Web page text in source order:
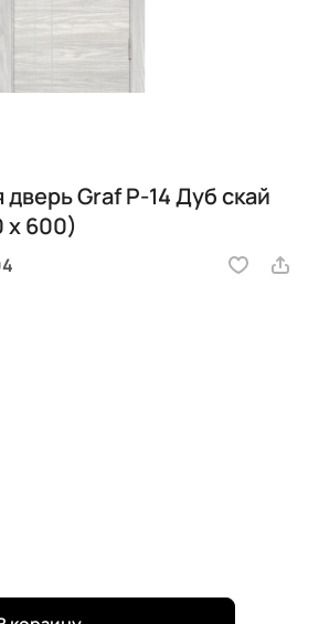
Graf P-14 Дуб скай
х 600)